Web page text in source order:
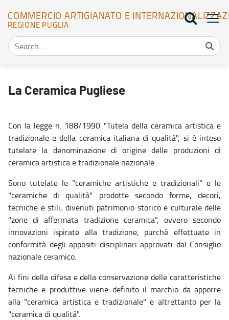
COMMERCIO ARTIGIANATO E
REGIONE PUGLIA
La Ceramica Pugliese
Con la legge n. 188/1990 "Tutela della ceramica artistica e
tradizionale e della ceramica italiana di qualità", si è inteso
tutelare la denominazione di origine delle produzioni di
ceramica artistica e tradizionale nazionale.
Sono tutelate le "ceramiche artistiche e tradizionali" e le
"ceramiche di qualità" prodotte secondo forme, decori,
tecniche e stili, divenuti patrimonio storico e culturale delle
"zone di affermata tradizione ceramica", ovvero secondo
innovazioni ispirate alla tradizione, purché effettuate in
conformità degli appositi disciplinari approvati dal Consiglio
nazionale ceramico.
Ai fini della difesa e della conservazione delle caratteristiche
tecniche e produttive viene definito il marchio da apporre
alla "ceramica artistica e tradizionale" e altrettanto per la
"ceramica di qualità".